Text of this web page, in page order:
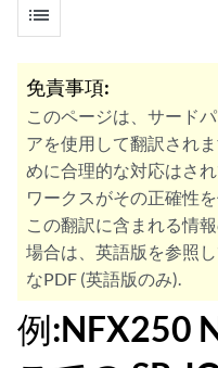
list
免責事項:
このページは、サード
アを使用して翻訳され
めに合理的な対応はさ
ワークスがその正確性
この翻訳に含まれる情
場合は、英語版を参照
なPDF (英語版のみ).
例:NFX250